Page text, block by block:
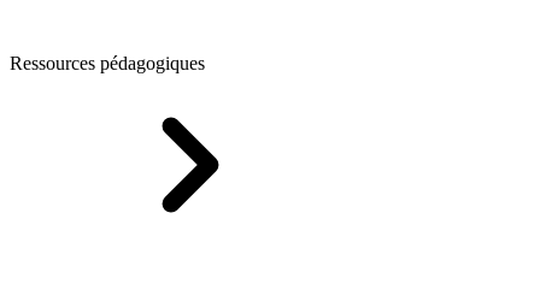
Ressources pédagogiques